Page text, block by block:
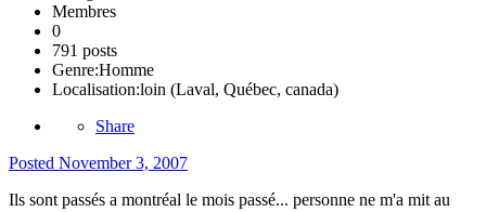
Membres
0
791 posts
Genre:Homme
Localisation:loin (Laval, Québec, canada)
Share
Posted November 3, 2007
Ils sont passés a montréal le mois passé... personne ne m'a mit au